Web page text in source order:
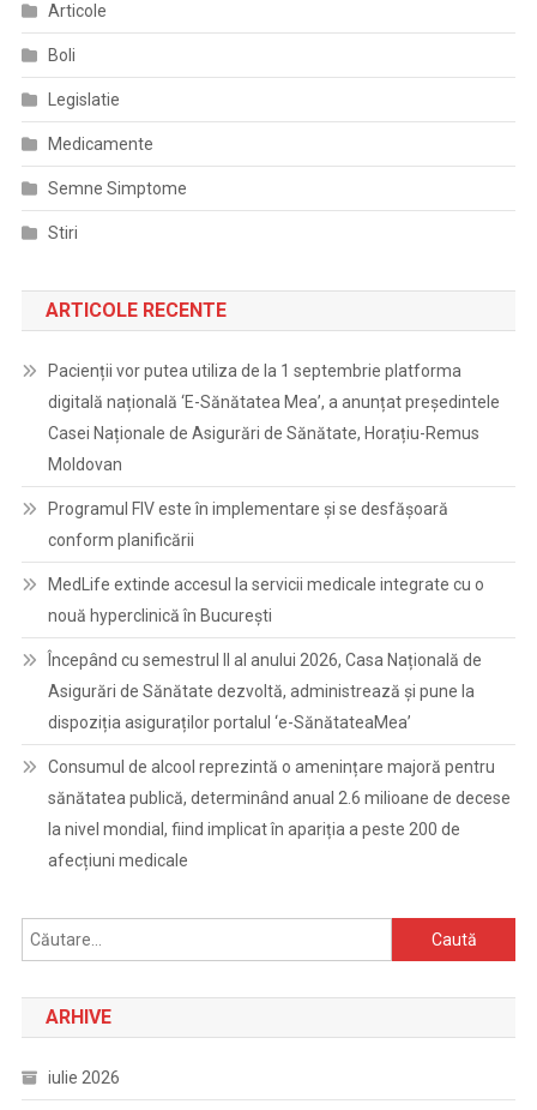
Articole
Boli
Legislatie
Medicamente
Semne Simptome
Stiri
ARTICOLE RECENTE
Pacienții vor putea utiliza de la 1 septembrie platforma
digitală națională ‘E-Sănătatea Mea’, a anunțat președintele
Casei Naționale de Asigurări de Sănătate, Horațiu-Remus
Moldovan
Programul FIV este în implementare și se desfășoară
conform planificării
MedLife extinde accesul la servicii medicale integrate cu o
nouă hyperclinică în București
Începând cu semestrul II al anului 2026, Casa Națională de
Asigurări de Sănătate dezvoltă, administrează și pune la
dispoziția asiguraților portalul ‘e-SănătateaMea’
Consumul de alcool reprezintă o amenințare majoră pentru
sănătatea publică, determinând anual 2.6 milioane de decese
la nivel mondial, fiind implicat în apariția a peste 200 de
afecțiuni medicale
Caută
după:
ARHIVE
iulie 2026